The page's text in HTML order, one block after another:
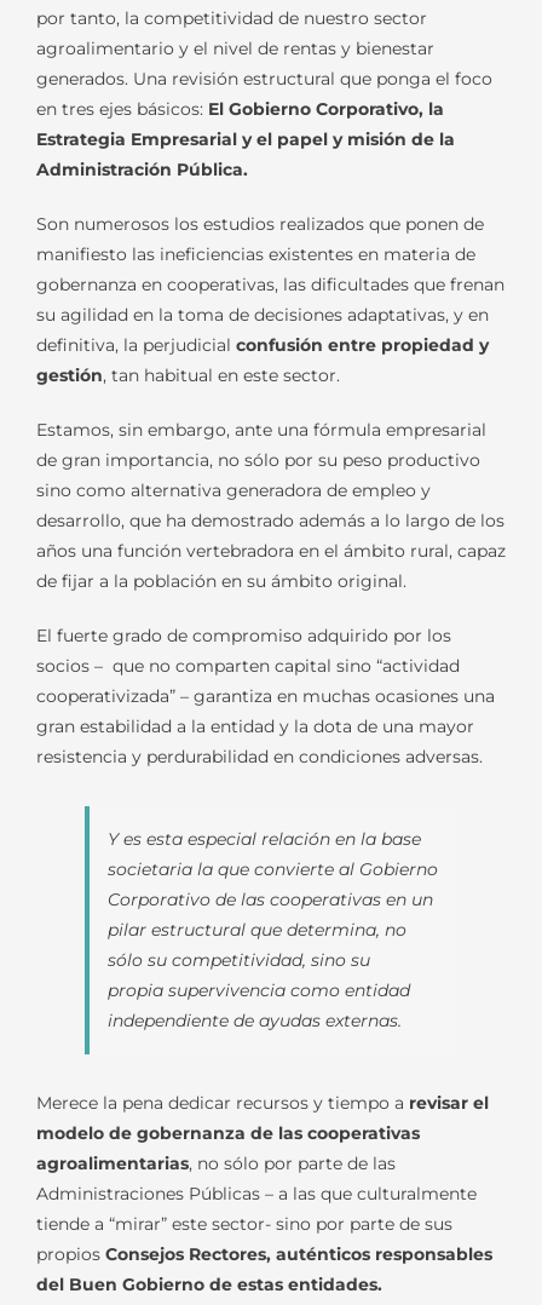
por tanto, la competitividad de nuestro sector
agroalimentario y el nivel de rentas y bienestar
generados. Una revisión estructural que ponga el foco
en tres ejes básicos: El Gobierno Corporativo, la
Estrategia Empresarial y el papel y misión de la
Administración Pública.
Son numerosos los estudios realizados que ponen de
manifiesto las ineficiencias existentes en materia de
gobernanza en cooperativas, las dificultades que frenan
su agilidad en la toma de decisiones adaptativas, y en
definitiva, la perjudicial confusión entre propiedad y
gestión, tan habitual en este sector.
Estamos, sin embargo, ante una fórmula empresarial
de gran importancia, no sólo por su peso productivo
sino como alternativa generadora de empleo y
desarrollo, que ha demostrado además a lo largo de los
años una función vertebradora en el ámbito rural, capaz
de fijar a la población en su ámbito original.
El fuerte grado de compromiso adquirido por los
socios – que no comparten capital sino “actividad
cooperativizada” – garantiza en muchas ocasiones una
gran estabilidad a la entidad y la dota de una mayor
resistencia y perdurabilidad en condiciones adversas.
Y es esta especial relación en la base
societaria la que convierte al Gobierno
Corporativo de las cooperativas en un
pilar estructural que determina, no
sólo su competitividad, sino su
propia supervivencia como entidad
independiente de ayudas externas.
Merece la pena dedicar recursos y tiempo a revisar el
modelo de gobernanza de las cooperativas
agroalimentarias, no sólo por parte de las
Administraciones Públicas – a las que culturalmente
tiende a “mirar” este sector- sino por parte de sus
propios Consejos Rectores, auténticos responsables
del Buen Gobierno de estas entidades.